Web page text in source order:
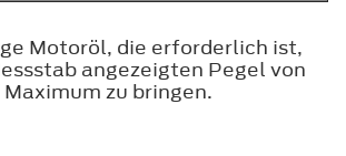
Motoröl, die erforderlich ist,
angezeigten Pegel von
zu bringen.